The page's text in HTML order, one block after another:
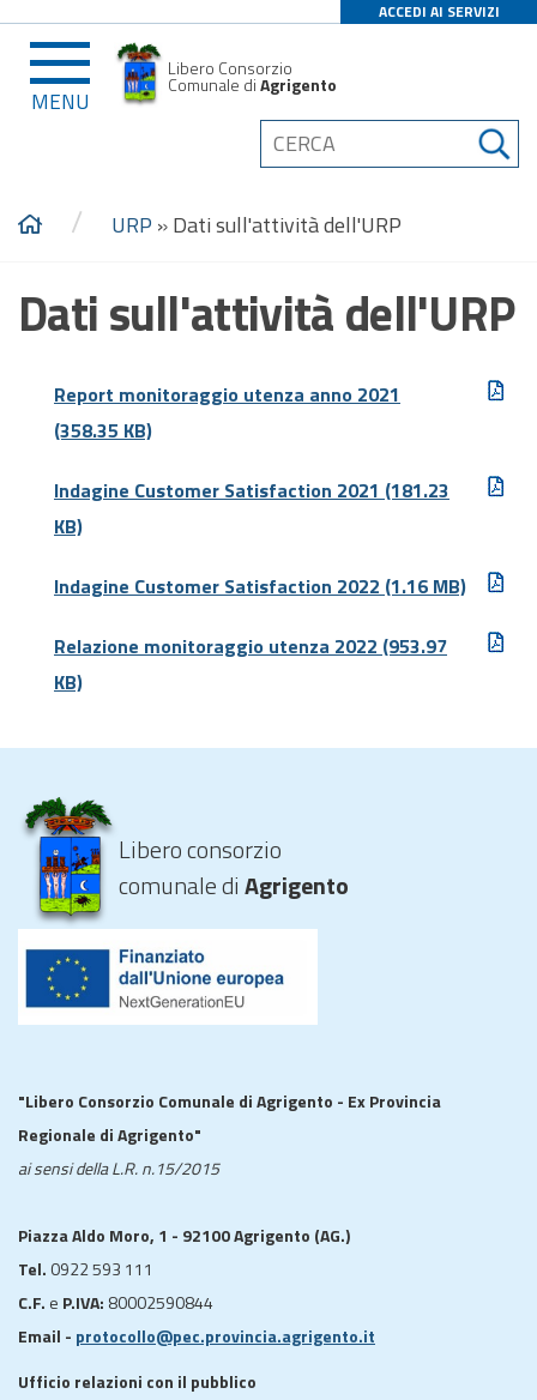
ACCEDI AI SERVIZI
MENU
Libero Consorzio
Comunale diAgrigento
/ URP »Dati sull'attività dell'URP
Dati sull'attività dell'URP
Report monitoraggio utenza anno 2021
(358.35 KB)
Indagine Customer Satisfaction 2021 (181.23
KB)
Indagine Customer Satisfaction 2022 (1.16 MB)
Relazione monitoraggio utenza 2022 (953.97
KB)
Libero consorzio
comunale diAgrigento
"Libero Consorzio Comunale di Agrigento - Ex Provincia
Regionale di Agrigento"
ai sensi della L.R. n.15/2015
Piazza Aldo Moro, 1 - 92100 Agrigento (AG.)
Tel. 0922 593 111
C.F. e P.IVA: 80002590844
Email - protocollo@pec.provincia.agrigento.it
Ufficio relazioni con il pubblico